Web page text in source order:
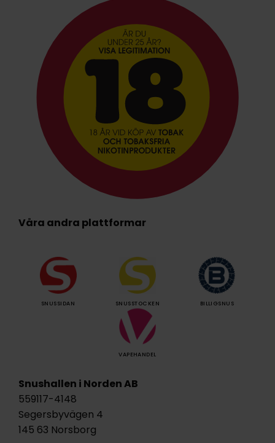
Våra andra plattformar
SNUSSIDAN SNUSSTOCKEN BILLIGSNUS
VAPEHANDEL
Snushallen i Norden AB
559117-4148
Segersbyvägen 4
145 63 Norsborg